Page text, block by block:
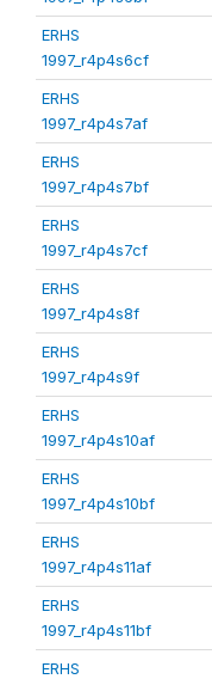
ERHS
1997_r4p4s6cf
ERHS
1997_r4p4s7af
ERHS
1997_r4p4s7bf
ERHS
1997_r4p4s7cf
ERHS
1997_r4p4s8f
ERHS
1997_r4p4s9f
ERHS
1997_r4p4s10af
ERHS
1997_r4p4s10bf
ERHS
1997_r4p4s11af
ERHS
1997_r4p4s11bf
ERHS